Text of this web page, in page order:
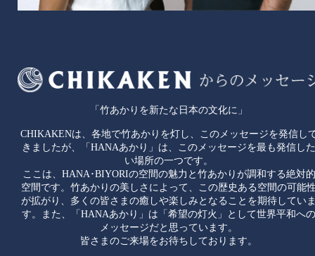
「竹あかりを新たな日本の文化に」
CHIKAKENは、各地で竹あかりを灯し、このメッセージを発信し
きましたが、「HANAあかり」は、このメッセージを最も発信した
い場所の一つです。
ここは、HANA･BIYORIの空間の魅力と竹あかりが調和する絶対的
空間です。竹あかりの美しさによって、この歴史ある空間の可能
が拡がり、多くの皆さまの癒しや楽しみとなることを期待してい
す。また、「HANAあかり」は「希望の灯火」として世界平和への
メッセージだと思っています。
皆さまのご来場をお待ちしております。